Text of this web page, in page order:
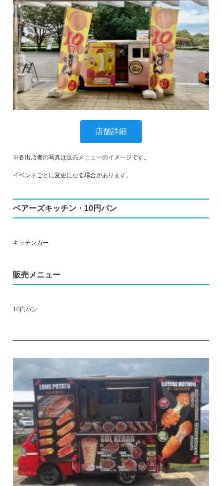
店舗詳細
※各出店者の写真は販売メニューのイメージです。
イベントごとに変更になる場合があります。
ベアーズキッチン・10円パン
キッチンカー
販売メニュー
10円パン